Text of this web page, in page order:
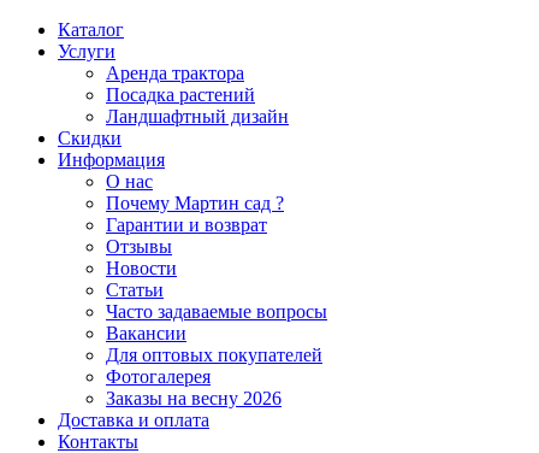
Каталог
Услуги
Аренда трактора
Посадка растений
Ландшафтный дизайн
Скидки
Информация
О нас
Почему Мартин сад ?
Гарантии и возврат
Отзывы
Новости
Статьи
Часто задаваемые вопросы
Вакансии
Для оптовых покупателей
Фотогалерея
Заказы на весну 2026
Доставка и оплата
Контакты